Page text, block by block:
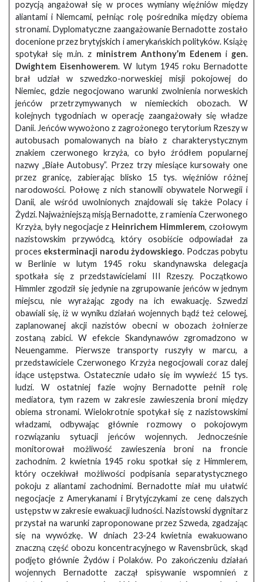
pozycją angażował się w proces wymiany więźniów między
aliantami i Niemcami, pełniąc rolę pośrednika między obiema
stronami. Dyplomatyczne zaangażowanie Bernadotte zostało
docenione przez brytyjskich i amerykańskich polityków. Książę
spotykał się m.in. z ministrem Anthony’m Edenemi gen.
Dwightem Eisenhowerem. W lutym 1945 roku Bernadotte
brał udział w szwedzko-norweskiej misji pokojowej do
Niemiec, gdzie negocjowano warunki zwolnienia norweskich
jeńców przetrzymywanych w niemieckich obozach. W
kolejnych tygodniach w operację zaangażowały się władze
Danii. Jeńców wywożono z zagrożonego terytorium Rzeszy w
autobusach pomalowanych na biało z charakterystycznym
znakiem czerwonego krzyża, co było źródłem popularnej
nazwy „Białe Autobusy”. Przez trzy miesiące kursowały one
przez granicę, zabierając blisko 15 tys. więźniów różnej
narodowości. Połowę z nich stanowili obywatele Norwegii i
Danii, ale wśród uwolnionych znajdowali się także Polacy i
Żydzi. Najważniejszą misją Bernadotte, z ramienia Czerwonego
Krzyża, były negocjacje z Heinrichem Himmlerem, czołowym
nazistowskim przywódcą, który osobiście odpowiadał za
proces eksterminacji narodu żydowskiego. Podczas pobytu
w Berlinie w lutym 1945 roku skandynawska delegacja
spotkała się z przedstawicielami III Rzeszy. Początkowo
Himmler zgodził się jedynie na zgrupowanie jeńców w jednym
miejscu, nie wyrażając zgody na ich ewakuację. Szwedzi
obawiali się, iż w wyniku działań wojennych bądź też celowej,
zaplanowanej akcji nazistów obecni w obozach żołnierze
zostaną zabici. W efekcie Skandynawów zgromadzono w
Neuengamme. Pierwsze transporty ruszyły w marcu, a
przedstawiciele Czerwonego Krzyża negocjowali coraz dalej
idące ustępstwa. Ostatecznie udało się im wywieźć 15 tys.
ludzi. W ostatniej fazie wojny Bernadotte pełnił rolę
mediatora, tym razem w zakresie zawieszenia broni między
obiema stronami. Wielokrotnie spotykał się z nazistowskimi
władzami, odbywając głównie rozmowy o pokojowym
rozwiązaniu sytuacji jeńców wojennych. Jednocześnie
monitorował możliwość zawieszenia broni na froncie
zachodnim. 2 kwietnia 1945 roku spotkał się z Himmlerem,
który oczekiwał możliwości podpisania separatystycznego
pokoju z aliantami zachodnimi. Bernadotte miał mu ułatwić
negocjacje z Amerykanami i Brytyjczykami ze cenę dalszych
ustępstw w zakresie ewakuacji ludności. Nazistowski dygnitarz
przystał na warunki zaproponowane przez Szweda, zgadzając
się na wywózkę. W dniach 23-24 kwietnia ewakuowano
znaczną część obozu koncentracyjnego w Ravensbrück, skąd
podjęto głównie Żydów i Polaków. Po zakończeniu działań
wojennych Bernadotte zaczął spisywanie wspomnień z